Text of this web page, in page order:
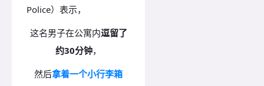
Police）表示，
这名男子在公寓内逗留了
约30分钟，
然后拿着一个小行李箱